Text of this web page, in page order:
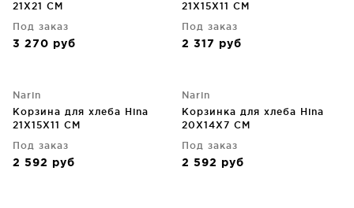
21X21 CM
Под заказ
3 270 руб
21X15X11 CM
Под заказ
2 317 руб
Narin
Корзина для хлеба Hina
21X15X11 CM
Под заказ
2 592 руб
Narin
Корзинка для хлеба Hina
20X14X7 CM
Под заказ
2 592 руб